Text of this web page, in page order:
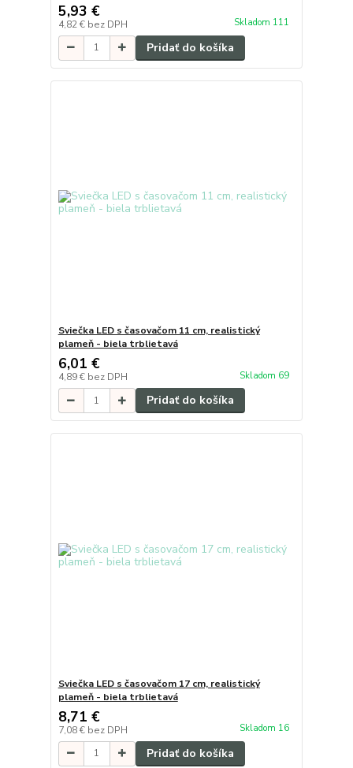
5,93 €
4,82 € bez DPH Skladom 111
Pridať do košíka
Sviečka LED s časovačom 11 cm, realistický
plameň - biela trblietavá
6,01 €
4,89 € bez DPH Skladom 69
Pridať do košíka
Sviečka LED s časovačom 17 cm, realistický
plameň - biela trblietavá
8,71 €
7,08 € bez DPH Skladom 16
Pridať do košíka